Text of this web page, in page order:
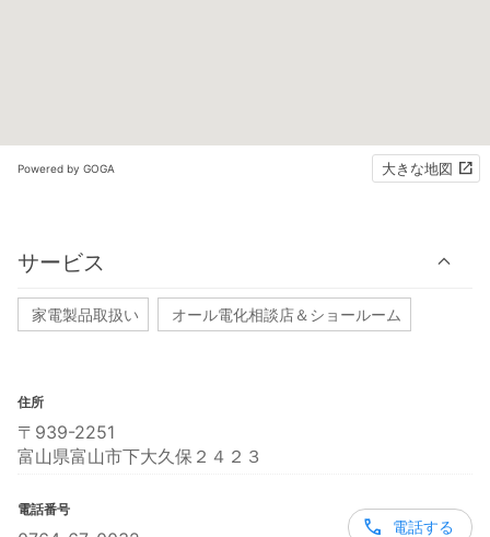
Powered by GOGA 大きな地図
サービス
家電製品取扱い オール電化相談店＆ショールーム
住所
〒939-2251
富山県富山市下大久保２４２３
電話番号
電話する